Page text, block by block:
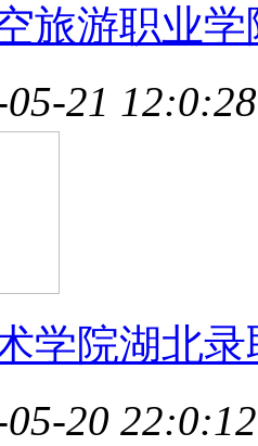
旅游职业学
21 12:0:28
学院湖北录
20 22:0:12